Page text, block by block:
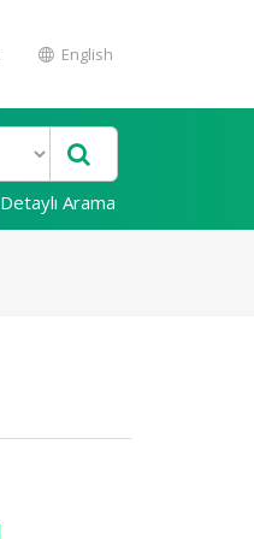
English
Detaylı Arama